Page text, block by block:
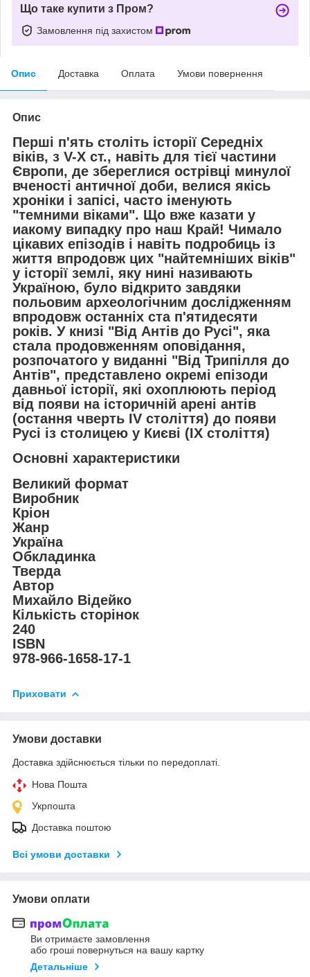
Що таке купити з Пром?
Замовлення під захистом
Опис Доставка Оплата Умови повернення
Опис
Перші п'ять століть історії Середніх
віків, з V-Х ст., навіть для тієї частини
Європи, де збереглися острівці минулої
вченості античної доби, велися якісь
хроніки і запісі, часто іменують
"темними віками". Що вже казати у
иакому випадку про наш Край! Чимало
цікавих епізодів і навіть подробиць із
життя впродовж цих "найтемніших віків"
у історії землі, яку нині називають
Україною, було відкрито завдяки
польовим археологічним дослідженням
впродовж останніх ста п'ятидесяти
років. У книзі "Від Антів до Русі", яка
стала продовженням оповідання,
розпочатого у виданні "Від Трипілля до
Антів", представлено окремі епізоди
давньої історії, які охоплюють період
від появи на історичній арені антів
(остання чверть IV століття) до появи
Русі із столицею у Києві (ІХ століття)
Основні характеристики
Великий формат
Виробник
Кріон
Жанр
Україна
Обкладинка
Тверда
Автор
Михайло Відейко
Кількість сторінок
240
ISBN
978-966-1658-17-1
Приховати
Умови доставки
Доставка здійснюється тільки по передоплаті.
Нова Пошта
Укрпошта
Доставка поштою
Всі умови доставки
Умови оплати
Ви отримаєте замовлення
або гроші повернуться на вашу картку
Детальніше